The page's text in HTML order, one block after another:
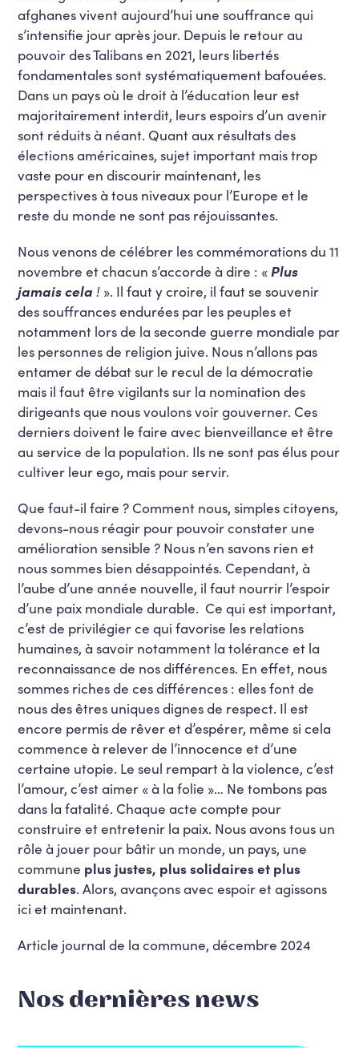
afghanes vivent aujourd’hui une souffrance qui
s’intensifie jour après jour. Depuis le retour au
pouvoir des Talibans en 2021, leurs libertés
fondamentales sont systématiquement bafouées.
Dans un pays où le droit à l’éducation leur est
majoritairement interdit, leurs espoirs d’un avenir
sont réduits à néant. Quant aux résultats des
élections américaines, sujet important mais trop
vaste pour en discourir maintenant, les
perspectives à tous niveaux pour l’Europe et le
reste du monde ne sont pas réjouissantes.
Nous venons de célébrer les commémorations du 11
novembre et chacun s’accorde à dire : «Plus
jamais cela! ». Il faut y croire, il faut se souvenir
des souffrances endurées par les peuples et
notamment lors de la seconde guerre mondiale par
les personnes de religion juive. Nous n’allons pas
entamer de débat sur le recul de la démocratie
mais il faut être vigilants sur la nomination des
dirigeants que nous voulons voir gouverner. Ces
derniers doivent le faire avec bienveillance et être
au service de la population. Ils ne sont pas élus pour
cultiver leur ego, mais pour servir.
Que faut-il faire ? Comment nous, simples citoyens,
devons-nous réagir pour pouvoir constater une
amélioration sensible ? Nous n’en savons rien et
nous sommes bien désappointés. Cependant, à
l’aube d’une année nouvelle, il faut nourrir l’espoir
d’une paix mondiale durable. Ce qui est important,
c’est de privilégier ce qui favorise les relations
humaines, à savoir notamment la tolérance et la
reconnaissance de nos différences. En effet, nous
sommes riches de ces différences : elles font de
nous des êtres uniques dignes de respect. Il est
encore permis de rêver et d’espérer, même si cela
commence à relever de l’innocence et d’une
certaine utopie. Le seul rempart à la violence, c’est
l’amour, c’est aimer « à la folie »… Ne tombons pas
dans la fatalité. Chaque acte compte pour
construire et entretenir la paix. Nous avons tous un
rôle à jouer pour bâtir un monde, un pays, une
commune plus justes, plus solidaires et plus
durables. Alors, avançons avec espoir et agissons
ici et maintenant.
Article journal de la commune, décembre 2024
Nos dernières news